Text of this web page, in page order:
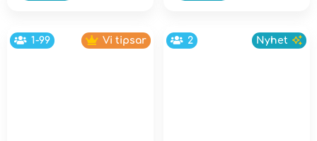
1-99 Vi tipsar 2 Nyhet